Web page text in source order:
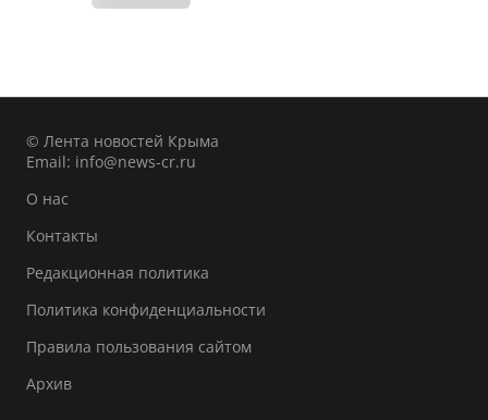
© Лента новостей Крыма
Email: info@news-cr.ru
О нас
Контакты
Редакционная политика
Политика конфиденциальности
Правила пользования сайтом
Архив